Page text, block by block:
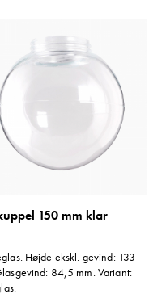
150 mm klar
Højde ekskl. gevind: 133
84,5 mm. Variant: